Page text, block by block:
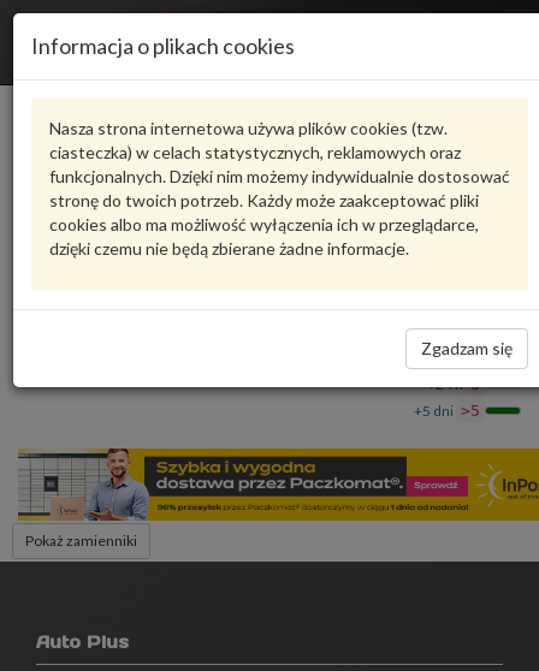
Informacja o plikach cookies
Nasza strona internetowa używa plików cookies (tzw.
ciasteczka) w celach statystycznych, reklamowych oraz
funkcjonalnych. Dzięki nim możemy indywidualnie dostosować
stronę do twoich potrzeb. Każdy może zaakceptować pliki
cookies albo ma możliwość wyłączenia ich w przeglądarce,
dzięki czemu nie będą zbierane żadne informacje.
Zgadzam się
Karta produktu
9A714526300VAG
VAG - produkt oryginalny VW AUDI SEAT SKODA
Uchwyt 9A714526300 VAG
8,20 zł
Dostępność
Wrocław 0
+24 h 8
+5 dni >5
Pokaż zamienniki
Auto Plus